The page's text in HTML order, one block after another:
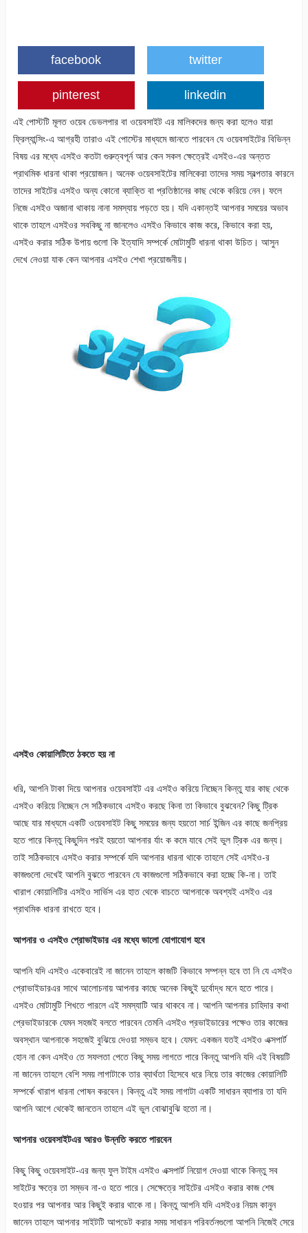
facebook twitter
pinterest linkedin
এই পোস্টটি মূলত ওয়েব ডেভলপার বা ওয়েবসাইট এর মালিকদের জন্য করা হলেও যারা
ফ্রিল্যান্সিং-এ আগ্রহী তারাও এই পোস্টের মাধ্যমে জানতে পারবেন যে ওয়েবসাইটের বিভিন্ন
বিষয় এর মধ্যে এসইও কতটা গুরুত্বপূর্ন আর কেন সকল ক্ষেত্রেই এসইও-এর অন্তত
প্রাথমিক ধারনা থাকা প্রয়োজন। অনেক ওয়েবসাইটের মালিকেরা তাদের সময় স্বল্পতার কারনে
তাদের সাইটের এসইও অন্য কোনো ব্যাক্তি বা প্রতিষ্ঠানের কাছ থেকে করিয়ে নেন। ফলে
নিজে এসইও অজানা থাকায় নানা সমস্যায় পড়তে হয়। যদি একান্তই আপনার সময়ের অভাব
থাকে তাহলে এসইওর সবকিছু না জানলেও এসইও কিভাবে কাজ করে, কিভাবে করা হয়,
এসইও করার সঠিক উপায় গুলো কি ইত্যাদি সম্পর্কে মোটামুটি ধারনা থাকা উচিত। আসুন
দেখে নেওয়া যাক কেন আপনার এসইও শেখা প্রয়োজনীয়।
এসইও কোয়ালিটিতে ঠকতে হয় না
ধরি, আপনি টাকা দিয়ে আপনার ওয়েবসাইট এর এসইও করিয়ে নিচ্ছেন কিন্তু যার কাছ থেকে
এসইও করিয়ে নিচ্ছেন সে সঠিকভাবে এসইও করছে কিনা তা কিভাবে বুঝবেন? কিছু ট্রিক
আছে যার মাধ্যমে একটি ওয়েবসাইট কিছু সময়ের জন্য হয়তো সার্চ ইন্জিন এর কাছে জনপ্রিয়
হতে পারে কিন্তু কিছুদিন পরই হয়তো আপনার র্যাং ক কমে যাবে সেই ভুল ট্রিক এর জন্য।
তাই সঠিকভাবে এসইও করার সম্পর্কে যদি আপনার ধারনা থাকে তাহলে সেই এসইও-র
কাজগুলো দেখেই আপনি বুঝতে পারবেন যে কাজগুলো সঠিকভাবে করা হচ্ছে কি-না। তাই
খারাপ কোয়ালিটির এসইও সার্ভিস এর হাত থেকে বাচতে আপনাকে অবশ্যই এসইও এর
প্রাথমিক ধারনা রাখতে হবে।
আপনার ও এসইও প্রোভাইডার এর মধ্যে ভালো যোগাযোগ হবে
আপনি যদি এসইও একেবারেই না জানেন তাহলে কাজটি কিভাবে সম্পন্ন হবে তা নি যে এসইও
প্রোভাইডারএর সাথে আলোচনায় আপনার কাছে অনেক কিছুই দুর্বোদ্ধ মনে হতে পারে।
এসইও মোটামুটি শিখতে পারলে এই সমস্যাটি আর থাকবে না। আপনি আপনার চাহিদার কথা
প্রেভাইডারকে যেমন সহজই বলতে পারবেন তেমনি এসইও প্রভাইডারের পক্ষেও তার কাজের
অবস্থান আপনাকে সহজেই বুঝিয়ে দেওয়া সম্ভব হবে। যেমন: একজন যতই এসইও এক্সপার্ট
হোন না কেন এসইও তে সফলতা পেতে কিছু সময় লাগতে পারে কিন্তু আপনি যদি এই বিষয়টি
না জানেন তাহলে বেশি সময় লাগাটাকে তার ব্যার্থতা হিসেবে ধরে নিয়ে তার কাজের কোয়ালিটি
সম্পর্কে খারাপ ধারনা পোষন করবেন। কিন্তু এই সময় লাগাটা একটি সাধারন ব্যাপার তা যদি
আপনি আগে থেকেই জানতেন তাহলে এই ভুল বোঝাবুঝি হতো না।
আপনার ওয়েবসাইটএর আরও উন্নতি করতে পারবেন
কিছু কিছু ওয়েবসাইট-এর জন্য ফুল টাইম এসইও এক্সপার্ট নিয়োগ দেওয়া থাকে কিন্তু সব
সাইটের ক্ষত্রে তা সম্ভব না-ও হতে পারে। সেক্ষেত্রে সাইটের এসইও করার কাজ শেষ
হওয়ার পর আপনার আর কিছুই করার থাকে না। কিন্তু আপনি যদি এসইওর নিয়ম কানুন
জানেন তাহলে আপনার সাইটটি আপডেট করার সময় সাধারন পরিবর্তনগুলো আপনি নিজেই সেরে